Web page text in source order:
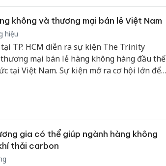
không và thương mại bán lẻ Việt Nam
hiệu
TP. HCM diễn ra sự kiện The Trinity
mại bán lẻ hàng không hàng đầu thế
tại Việt Nam. Sự kiện mở ra cơ hội lớn để
gia có thể giúp ngành hàng không
thải carbon